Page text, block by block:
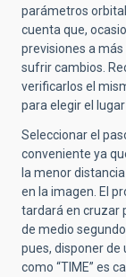
parámetros
cuenta que,
previsiones a
sufrir cambios.
verificarlos el
para elegir el
Seleccionar el
conveniente ya
la menor
en la imagen. El
tardará en cruzar
de medio
pues, disponer de
como “TIME” es